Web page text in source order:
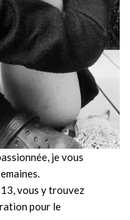
je vous
vous y trouvez
pour le